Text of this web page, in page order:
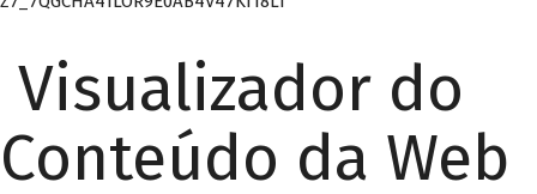
Visualizador do
Conteúdo da Web